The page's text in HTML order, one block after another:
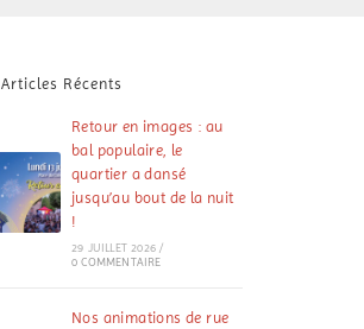
Articles Récents
Retour en images : au
bal populaire, le
quartier a dansé
jusqu’au bout de la nuit
!
29 JUILLET 2026 /
0 COMMENTAIRE
Nos animations de rue